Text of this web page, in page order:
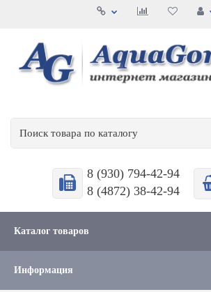
8 (930) 794-42-94
8 (4872) 38-42-94
Каталог товаров
Информация